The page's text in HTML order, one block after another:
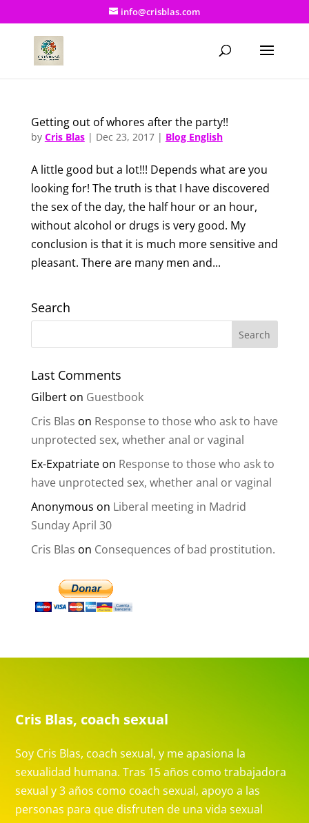
info@crisblas.com
Getting out of whores after the party!!
by Cris Blas| Dec 23, 2017| Blog English
A little good but a lot!!! Depends what are you
looking for! The truth is that I have discovered
the sex of the day, the half hour or an hour,
without alcohol or drugs is very good. My
conclusion is that it is much more sensitive and
pleasant. There are many men and...
Search
Last Comments
Gilberton Guestbook
Cris Blas on Response to those who ask to have
unprotected sex, whether anal or vaginal
Ex-Expatriateon Response to those who ask to
have unprotected sex, whether anal or vaginal
Anonymous on Liberal meeting in Madrid
Sunday April 30
Cris Blas on Consequences of bad prostitution.
Cris Blas, coach sexual
Soy Cris Blas, coach sexual, y me apasiona la
sexualidad humana. Tras 15 años como trabajadora
sexual y 3 años como coach sexual, apoyo a las
personas para que disfruten de una vida sexual